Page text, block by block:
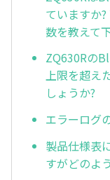
ていますか
数を教えて
ZQ630Rの
上限を超え
しょうか?
エラーログ
製品仕様表
すがどのよ